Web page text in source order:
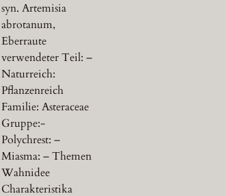
syn. Artemisia
abrotanum,
Eberraute
verwendeter Teil: –
Naturreich:
Pflanzenreich
Familie: Asteraceae
Gruppe:-
Polychrest: –
Miasma: – Themen
Wahnidee
Charakteristika